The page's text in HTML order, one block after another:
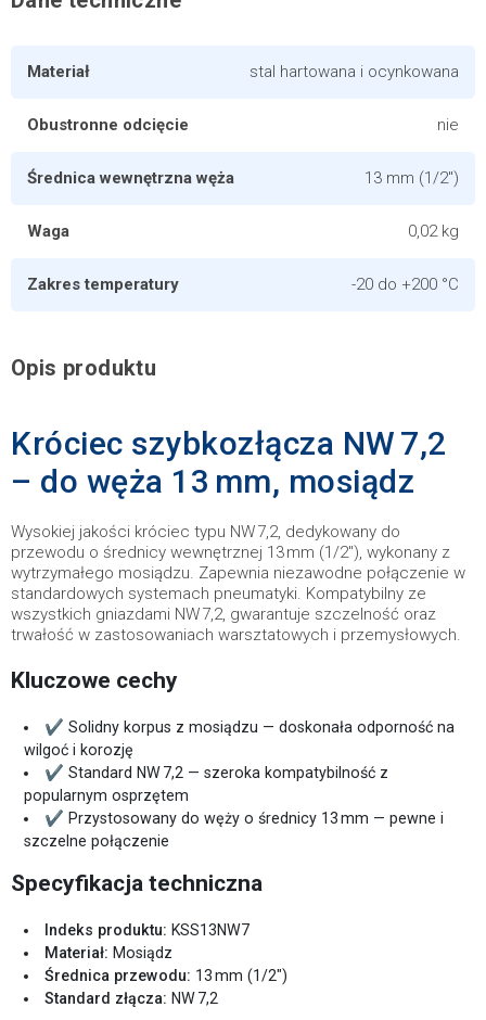
Materiał stal hartowana i ocynkowana
Obustronne odcięcie nie
Średnica wewnętrzna węża 13 mm (1/2")
Waga 0,02 kg
Zakres temperatury -20 do +200 °C
Opis produktu
Króciec szybkozłącza NW 7,2
– do węża 13 mm, mosiądz
Wysokiej jakości króciec typu NW 7,2, dedykowany do
przewodu o średnicy wewnętrznej 13 mm (1/2"), wykonany z
wytrzymałego mosiądzu. Zapewnia niezawodne połączenie w
standardowych systemach pneumatyki. Kompatybilny ze
wszystkich gniazdami NW 7,2, gwarantuje szczelność oraz
trwałość w zastosowaniach warsztatowych i przemysłowych.
Kluczowe cechy
✔ Solidny korpus z mosiądzu — doskonała odporność na
wilgoć i korozję
✔ Standard NW 7,2 — szeroka kompatybilność z
popularnym osprzętem
✔ Przystosowany do węży o średnicy 13 mm — pewne i
szczelne połączenie
Specyfikacja techniczna
Indeks produktu: KSS13NW7
Materiał: Mosiądz
Średnica przewodu: 13 mm (1/2")
Standard złącza: NW 7,2